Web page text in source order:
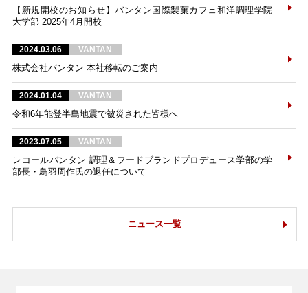
【新規開校のお知らせ】バンタン国際製菓カフェ和洋調理学院
大学部 2025年4月開校
2024.03.06 VANTAN
株式会社バンタン 本社移転のご案内
2024.01.04 VANTAN
令和6年能登半島地震で被災された皆様へ
2023.07.05 VANTAN
レコールバンタン 調理＆フードブランドプロデュース学部の学
部長・鳥羽周作氏の退任について
ニュース一覧